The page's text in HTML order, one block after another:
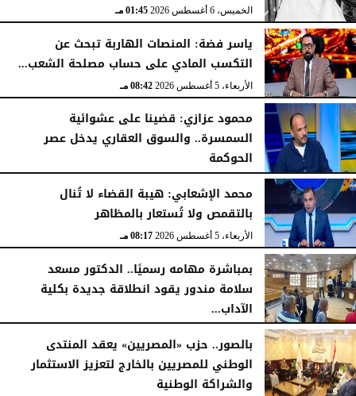
الخميس، 6 أغسطس 2026 01:45 مـ
ياسر فضة: المنصات الهاربة تبحث عن
التكسب المادي على حساب مصلحة الشعب...
الأربعاء، 5 أغسطس 2026 08:42 مـ
محمود عزازي: قضينا على عشوائية
السمسرة.. والسوق العقاري يدخل عصر
الحوكمة
الأربعاء، 5 أغسطس 2026
محمد الإشعابي: هيبة القضاء لا تُنال
بالتقمص ولا تُستعار بالمظاهر
الأربعاء، 5 أغسطس 2026 08:17 مـ
بمباشرة مهامه رسميًا.. الدكتور مسعد
سلامة مندور يقود انطلاقة جديدة بكلية
الآداب...
الأربعاء، 5 أغسطس 2026
بالصور.. حزب «المصريين» يعقد المنتدى
الوطني للمصريين بالخارج لتعزيز الاستثمار
والشراكة الوطنية